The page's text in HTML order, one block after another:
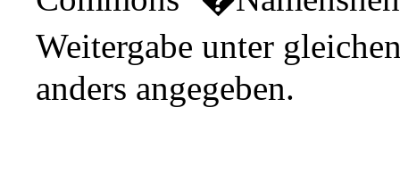
Weitergabe unter
anders angegeben.